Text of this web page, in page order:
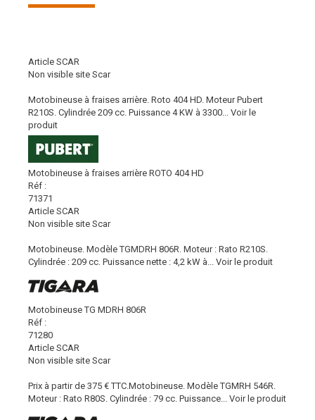
Article SCAR
Non visible site Scar
Motobineuse à fraises arrière. Roto 404 HD. Moteur Pubert
R210S. Cylindrée 209 cc. Puissance 4 KW à 3300...
Voir le
produit
Motobineuse à fraises arrière ROTO 404 HD
Réf :
71371
Article SCAR
Non visible site Scar
Motobineuse. Modèle TGMDRH 806R. Moteur : Rato R210S.
Cylindrée : 209 cc. Puissance nette : 4,2 kW à...
Voir le produit
Motobineuse TG MDRH 806R
Réf :
71280
Article SCAR
Non visible site Scar
Prix à partir de 375 € TTC.Motobineuse. Modèle TGMRH 546R.
Moteur : Rato R80S. Cylindrée : 79 cc. Puissance...
Voir le produit